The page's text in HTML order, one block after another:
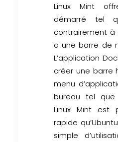
Linux Mint
démarré tel
contrairement à
a une barre de
L’application
créer une barre
menu
bureau tel que
Linux Mint est
rapide
simple